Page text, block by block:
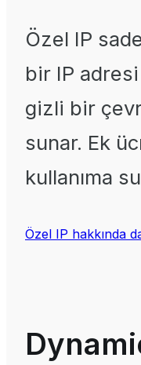
Özel IP
bir IP
gizli bir
sunar. Ek
kullanıma
Özel IP hakkında